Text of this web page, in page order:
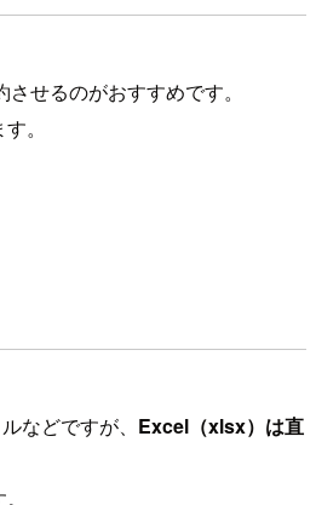
せるのがおすすめです。
。
などですが、 Excel（xlsx）は直